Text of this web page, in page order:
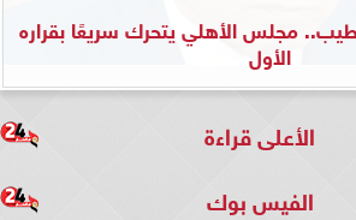
مجلس الأهلي يتحرك سريعًا بقراره
الأول
الأعلى قراءة
الفيس بوك